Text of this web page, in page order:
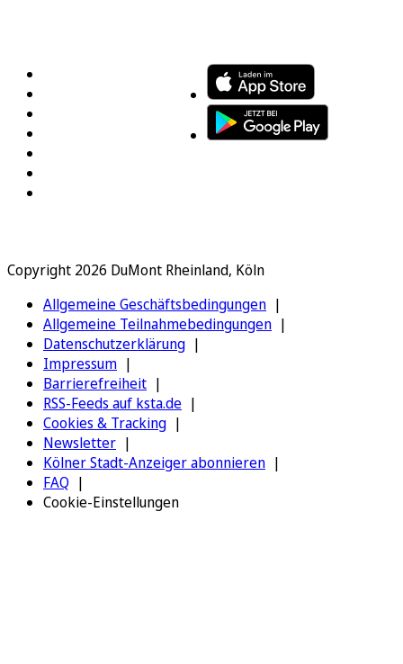
Copyright 2026 DuMont Rheinland, Köln
Allgemeine Geschäftsbedingungen
Allgemeine Teilnahmebedingungen
Datenschutzerklärung
Impressum
Barrierefreiheit
RSS-Feeds auf ksta.de
Cookies & Tracking
Newsletter
Kölner Stadt-Anzeiger abonnieren
FAQ
Cookie-Einstellungen